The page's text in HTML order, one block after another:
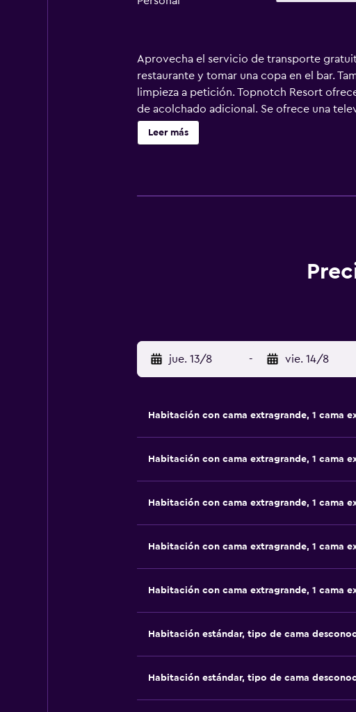
Aprovecha el servicio de transporte
restaurante y tomar una copa en el bar.
limpieza a petición. Topnotch Resort
de acolchado adicional. Se ofrece una
equipados con ducha y bañera
Este complejo en Stowe ofrece acceso a
Leer más
jue. 13/8 - vie. 14/8
Habitación con cama extragrande, 1 cama
Habitación con cama extragrande, 1 cama
Habitación con cama extragrande, 1 cama
Habitación con cama extragrande, 1 cama
Habitación con cama extragrande, 1 cama
Habitación estándar, tipo de cama
Habitación estándar, tipo de cama